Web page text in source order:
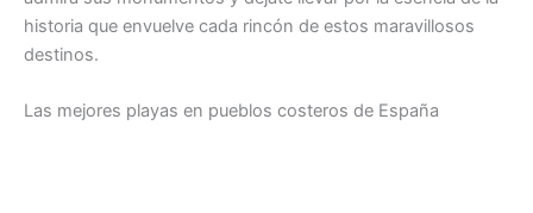
historia que envuelve cada rincón de estos maravillosos
destinos.
Las mejores playas en pueblos costeros de España